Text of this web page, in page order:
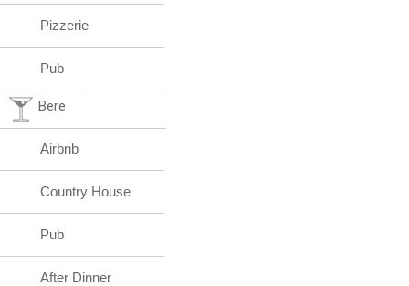
Pizzerie
Pub
Bere
Airbnb
Country House
Pub
After Dinner